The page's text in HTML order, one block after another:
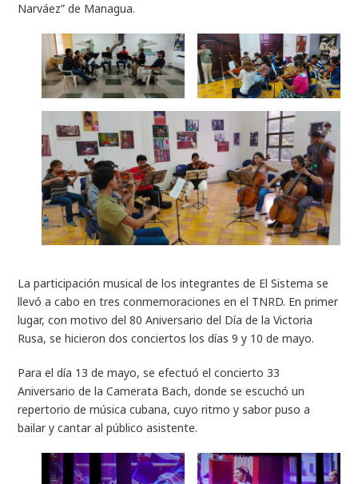
Narváez” de Managua.
La participación musical de los integrantes de El Sistema se
llevó a cabo en tres conmemoraciones en el TNRD. En primer
lugar, con motivo del 80 Aniversario del Día de la Victoria
Rusa, se hicieron dos conciertos los días 9 y 10 de mayo.
Para el día 13 de mayo, se efectuó el concierto 33
Aniversario de la Camerata Bach, donde se escuchó un
repertorio de música cubana, cuyo ritmo y sabor puso a
bailar y cantar al público asistente.